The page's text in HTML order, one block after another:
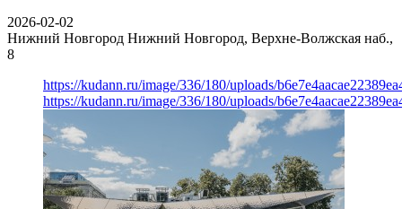
2026-02-02
Нижний Новгород Нижний Новгород, Верхне-Волжская наб.,
8
https://kudann.ru/image/336/180/uploads/
https://kudann.ru/image/336/180/uploads/